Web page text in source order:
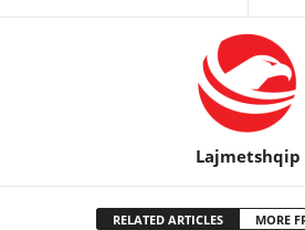
Lajmetshqip
RELATED ARTICLES MORE